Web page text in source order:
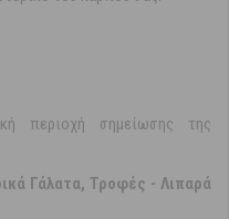
περιοχή σημείωσης της
Γάλατα, Τροφές - Λιπαρά